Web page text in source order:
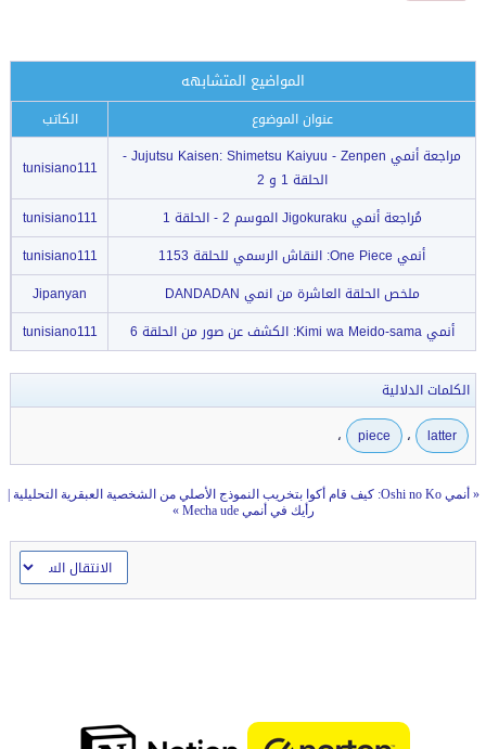
المواضيع المتشابهه
عنوان الموضوع
الكاتب
مراجعة أنمي Jujutsu Kaisen: Shimetsu Kaiyuu - Zenpen -
الحلقة 1 و 2
tunisiano111
مُراجعة أنمي Jigokuraku الموسم 2 - الحلقة 1
tunisiano111
أنمي One Piece: النقاش الرسمي للحلقة 1153
tunisiano111
ملخص الحلقة العاشرة من انمي DANDADAN
Jipanyan
أنمي Kimi wa Meido-sama: الكشف عن صور من الحلقة 6
tunisiano111
الكلمات الدلالية
piece
، latter ،
« أنمي Oshi no Ko: كيف قام أكوا بتخريب النموذج الأصلي من الشخصية العبقرية التحليلية
رأيك في أنمي Mecha ude
»